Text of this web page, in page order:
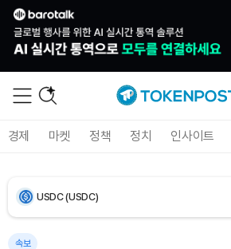
경제 마켓 정책 정치 인사이트
Bitcoin (BTC)
USDC (USDC)
속보